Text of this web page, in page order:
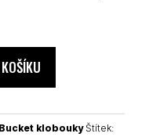
Bucket klobouky Štítek: